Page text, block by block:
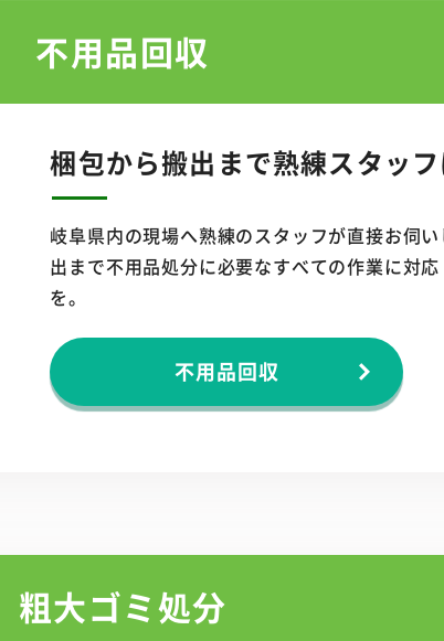
不用品回収
梱包から搬出まで熟練スタッ
岐阜県内の現場へ熟練のスタッフが直接お伺
出まで不用品処分に必要なすべての作業に対
を。
不用品回収
粗大ゴミ処分